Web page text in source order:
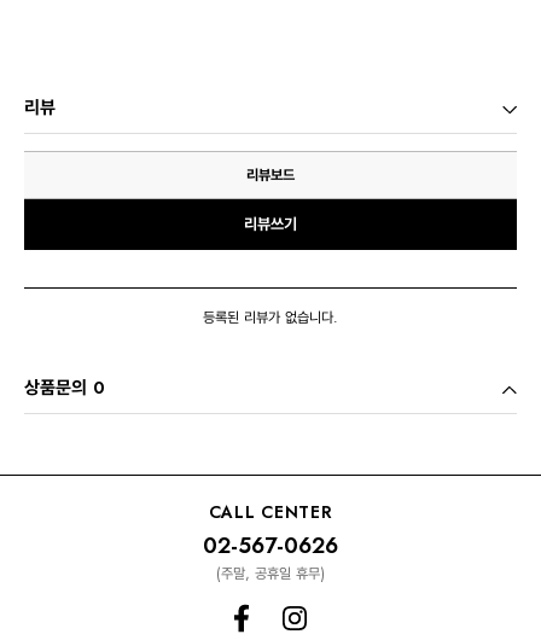
리뷰
리뷰보드
리뷰쓰기
등록된 리뷰가 없습니다.
상품문의 0
CALL CENTER
02-567-0626
(주말, 공휴일 휴무)